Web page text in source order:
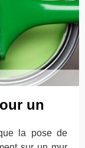
un
la pose de